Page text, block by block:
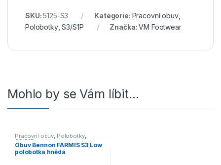
SKU:5125-S3 Kategorie: Pracovní obuv,
Polobotky,S3/S1P Značka:VM Footwear
Mohlo by se Vám líbit…
Pracovní obuv, Polobotky,
S3/S1P
Obuv Bennon FARMIS S3 Low
polobotka hnědá